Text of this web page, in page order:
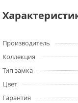
Производитель
Коллекция
Тип замка
Цвет
Гарантия